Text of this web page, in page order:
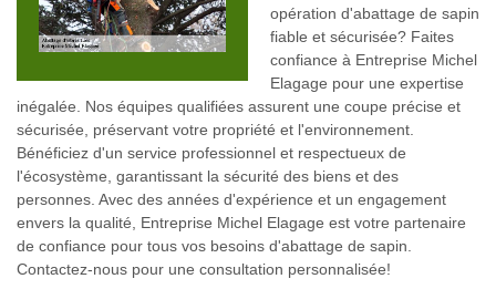
opération d'abattage de sapin
fiable et sécurisée? Faites
confiance à Entreprise Michel
Elagage pour une expertise
inégalée. Nos équipes qualifiées assurent une coupe précise et
sécurisée, préservant votre propriété et l'environnement.
Bénéficiez d'un service professionnel et respectueux de
l'écosystème, garantissant la sécurité des biens et des
personnes. Avec des années d'expérience et un engagement
envers la qualité, Entreprise Michel Elagage est votre partenaire
de confiance pour tous vos besoins d'abattage de sapin.
Contactez-nous pour une consultation personnalisée!